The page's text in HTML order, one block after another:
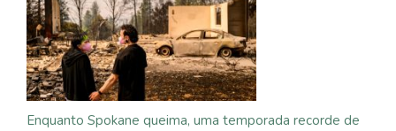
Enquanto Spokane queima, uma temporada recorde de